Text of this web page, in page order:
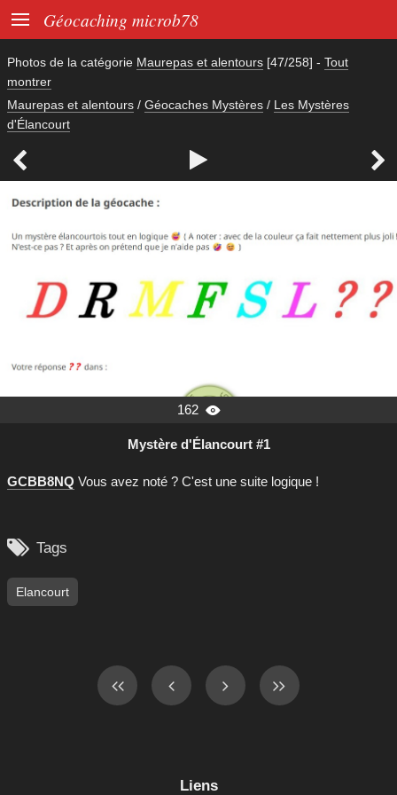
 Géocaching microb78
Photos de la catégorie Maurepas et alentours [47/258] - Tout
montrer
Maurepas et alentours / Géocaches Mystères / Les Mystères
d'Élancourt
  
162 
Mystère d'Élancourt #1
GCBB8NQ Vous avez noté ? C'est une suite logique !
 Tags
Elancourt
Liens